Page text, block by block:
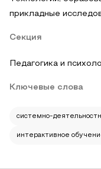
прикладные
Секция
Педагогика и
Ключевые слова
системно-
интерактивное